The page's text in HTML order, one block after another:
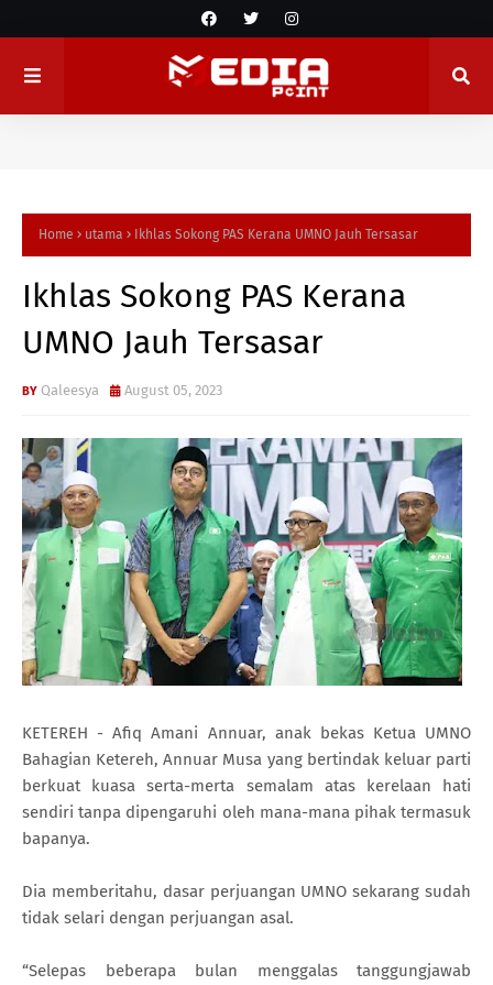
Home utama Ikhlas Sokong PAS Kerana UMNO Jauh Tersasar
Ikhlas Sokong PAS Kerana
UMNO Jauh Tersasar
Qaleesya August 05, 2023
KETEREH - Afiq Amani Annuar, anak bekas Ketua UMNO
Bahagian Ketereh, Annuar Musa yang bertindak keluar parti
berkuat kuasa serta-merta semalam atas kerelaan hati
sendiri tanpa dipengaruhi oleh mana-mana pihak termasuk
bapanya.
Dia memberitahu, dasar perjuangan UMNO sekarang sudah
tidak selari dengan perjuangan asal.
“Selepas beberapa bulan menggalas tanggungjawab